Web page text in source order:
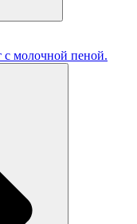
молочной пеной.